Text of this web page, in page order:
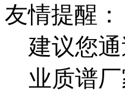
友情提醒：
建议您
业质谱